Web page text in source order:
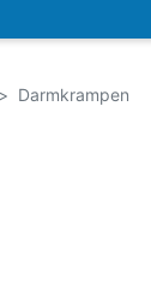
Darmkrampen